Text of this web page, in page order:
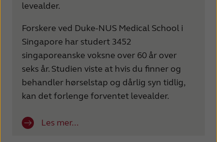
levealder.
Forskere ved Duke-NUS Medical School i
Singapore har studert 3452
singaporeanske voksne over 60 år over
seks år. Studien viste at hvis du finner og
behandler hørselstap og dårlig syn tidlig,
kan det forlenge forventet levealder.
Les mer...